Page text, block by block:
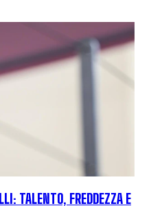
TALENTO, FREDDEZZA E